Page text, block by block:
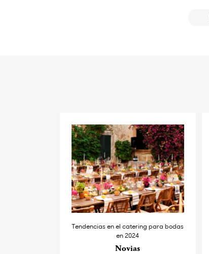
Tendencias en el catering para bodas
en 2024
Novias